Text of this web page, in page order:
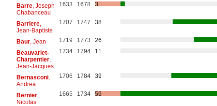
Barre, Joseph
Chabanceau
1633 1678 3
Barriere,
Jean-Baptiste
1707 1747 38
Baur, Jean 1719 1773
26
Beauvarlet-
Charpentier,
Jean-Jacques
1734 1794 11
Bernasconi,
Andrea
1706 1784 39
Bernier,
Nicolas
1665 1734 59